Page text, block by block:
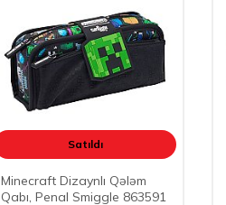
Satıldı
Minecraft Dizaynlı Qələm
Qabı, Penal Smiggle 863591